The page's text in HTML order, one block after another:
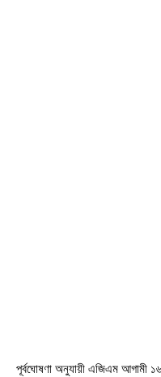
পূর্বঘোষণা অনুযায়ী এজিএম আগামী